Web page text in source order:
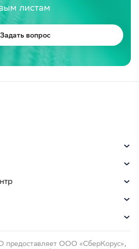
листам
Задать вопрос
предоставляет ООО «СберКорус»,